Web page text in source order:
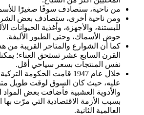
من ناحية، ستصادف سوقًا صغيرًا
ومن ناحية أخرى، ستصادف بعض
للبستنة، والأجهزة، وأغذية الحيوانات
حوض الأسماك، وحتى الطيور الأليفة.
كما أن الشوارع والمتاجر القريبة من
القرن السابع عشر تستحق العناء؛
نفس المنتجات بسعر سياحي أقل.
خلال عام 1947 قامت الحكومة
عليه، حيث كان السوق لوقت طويل
والأدوية العشبية فأضافت بعض المواد
بسبب الأزمة الاقتصادية التي مرّت بها
العالمية الثانية.